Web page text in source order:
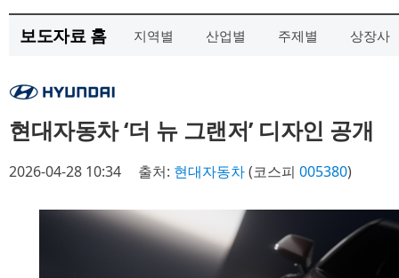
보도자료 홈 지역별 산업별 주제별 상장사
현대자동차 ‘더 뉴 그랜저’ 디자인 공개
2026-04-28 10:34 출처: 현대자동차(코스피 005380)